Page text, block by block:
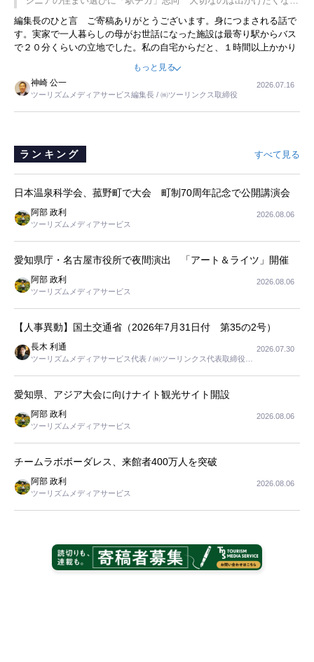
ことに目をつけ、高級商品でも売れると確信したそうです。今回の記
事を懐かしく読みました。
暮らし
編集長のひと言 ご寄稿ありがとうございます。身につまされる話で
す。実家で一人暮らしの母がお世話になった施設は最寄り駅からバス
で２０分くらいの立地でした。私の自宅からだと、１時間以上かかり
ました。母の住まいから近いという理由で、その施設を選択したので
すが、私と妹にとっては、半日仕事ででした。シニアの住まい選び
は、当人だけではなく、世話をする家族の足の便も考えない外池ない
と思いました。
もっと見る
神崎 公一
ツーリズムメディアサービス編集長 / ㈱ツーリンクス取締役
2026.07.16
ランキング すべて見る
日本温泉科学会、菰野町で大会 町制70周年記念で公開講演会
阿部 政利
ツーリズムメディアサービス
2026.08.06
愛知県庁・名古屋市役所で夜間演出 「アート＆ライツ」開催
阿部 政利
ツーリズムメディアサービス
2026.08.06
【人事異動】国土交通省（2026年7月31日付 第35の2号）
長木 利通
ツーリズムメディアサービス代表 / ㈱ツーリンクス代表取締役社
2026.07.30
愛知県、アジア大会に向けナイト観光サイト開設
阿部 政利
ツーリズムメディアサービス
2026.08.06
チームラボボーダレス、来館者400万人を突破
阿部 政利
ツーリズムメディアサービス
2026.08.06